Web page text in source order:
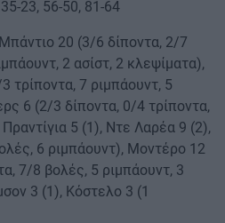
23, 56-50, 81-64
20 (3/6 δίποντα, 2/7
2 ασίστ, 2 κλεψίματα),
τρίποντα, 7 ριμπάουντ, 5
6 (2/3 δίποντα, 0/4 τρίποντα,
5 (1), Ντε Λαρέα 9 (2),
6 ριμπάουντ), Μοντέρο 12
7/8 βολές, 5 ριμπάουντ, 3
3 (1), Κόστελο 3 (1